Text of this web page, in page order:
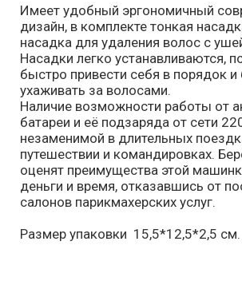
Имеет удобный эргономичный
дизайн, в комплекте тонкая
насадка для удаления волос с
Насадки легко устанавливаются,
быстро привести себя в порядок
ухаживать за волосами.
Наличие возможности работы от
батареи и её подзаряда от сети
незаменимой в длительных
путешествии и командировках.
оценят преимущества этой
деньги и время, отказавшись от
салонов парикмахерских услуг.
Размер упаковки 15,5*12,5*2,5 см.